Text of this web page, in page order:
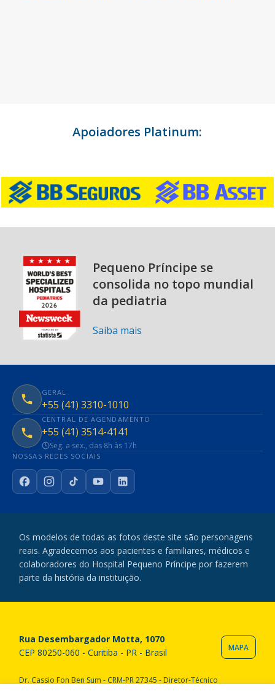
Apoiadores Platinum:
Pequeno Príncipe se
consolida no topo mundial
da pediatria
Saiba mais
GERAL
+55 (41) 3310-1010
CENTRAL DE AGENDAMENTO
+55 (41) 3514-4141
Seg. a sex., das 8h às 17h
NOSSAS REDES SOCIAIS
FacebookInstagram
TikTokYouTubeLinkedIn
Os modelos de todas as fotos deste site são personagens
reais. Agradecemos aos pacientes e familiares, médicos e
colaboradores do Hospital Pequeno Príncipe por fazerem
parte da história da instituição.
Rua Desembargador Motta, 1070
CEP 80250-060 - Curitiba - PR - Brasil
MAPA
Dr. Cassio Fon Ben Sum - CRM-PR 27345 - Diretor-Técnico